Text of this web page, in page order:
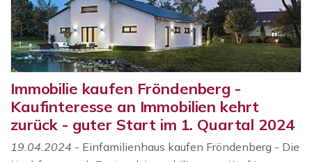
Immobilie kaufen Fröndenberg -
Kaufinteresse an Immobilien kehrt
zurück - guter Start im 1. Quartal 2024
19.04.2024 - Einfamilienhaus kaufen Fröndenberg - Die